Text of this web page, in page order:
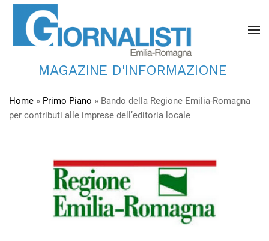
MAGAZINE D'INFORMAZIONE
Home » Primo Piano » Bando della Regione Emilia-Romagna
per contributi alle imprese dell’editoria locale